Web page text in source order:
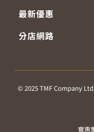
最新優惠
分店網路
© 2025 TMF Company
實惠